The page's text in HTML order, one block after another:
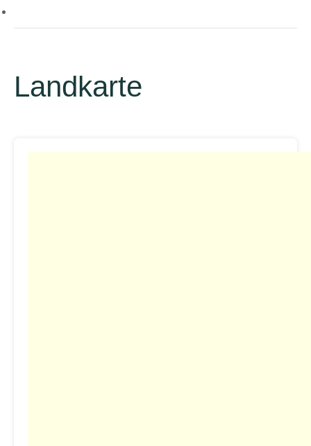
Landkarte